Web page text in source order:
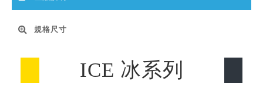
規格尺寸
ICE 冰系列